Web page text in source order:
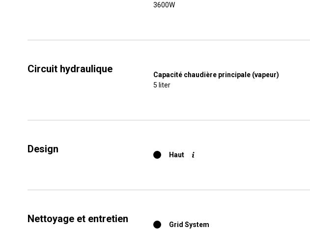
3600W
Circuit hydraulique
Capacité chaudière principale (vapeur)
5 liter
Design Haut
Nettoyage et entretien Grid System